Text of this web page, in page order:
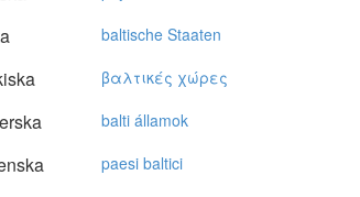
baltische Staaten
βαλτικές χώρες
balti államok
paesi baltici